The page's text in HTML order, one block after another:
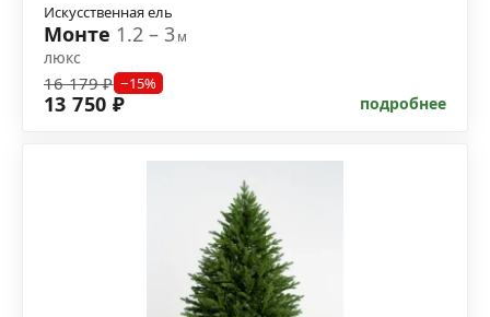
Искусственная ель
Монте 1.2 – 3м
люкс
16 179 ₽ −15%
13 750 ₽ подробнее